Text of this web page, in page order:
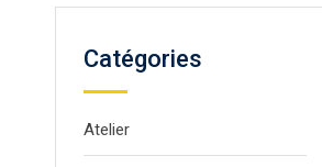
Catégories
Atelier